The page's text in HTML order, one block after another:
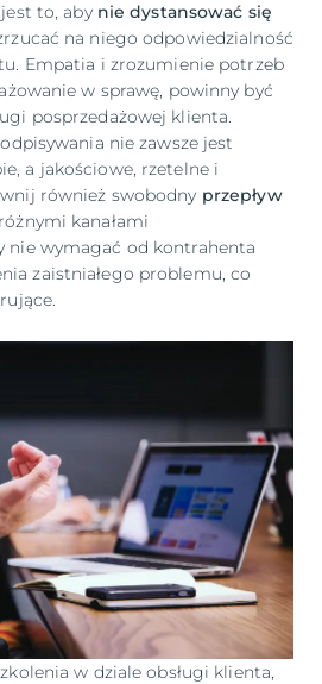
to, aby nie dystansować się
na niego odpowiedzialność
Empatia i zrozumienie potrzeb
w sprawę, powinny być
posprzedażowej klienta.
nie zawsze jest
a jakościowe, rzetelne i
również swobodny przepływ
kanałami
nie wymagać od kontrahenta
zaistniałego problemu, co
w dziale obsługi klienta,